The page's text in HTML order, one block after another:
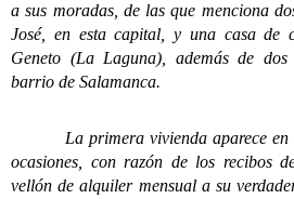
a sus moradas, de las que menciona
José, en esta capital, y una casa de
Geneto (La Laguna), además de
barrio de Salamanca.
La primera vivienda aparece en la
ocasiones, con razón de los recibos
vellón de alquiler mensual a su